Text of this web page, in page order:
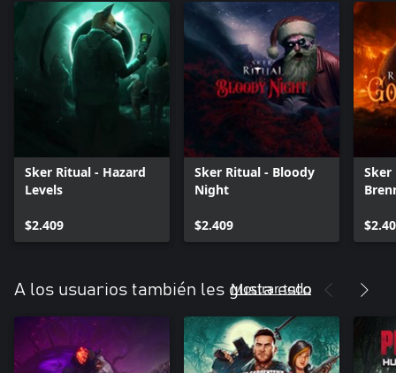
Sker Ritual - Hazard
Levels
$2.409
Sker Ritual - Bloody
Night
$2.409
Sker
A los usuarios también les gusta esto
Mostrar todo